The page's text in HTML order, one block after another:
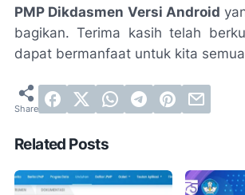
PMP Dikdasmen Versi Android
bagikan. Terima kasih telah
dapat bermanfaat untuk kita
Related Posts